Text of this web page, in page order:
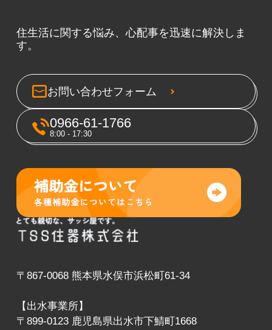
住生活に関する悩み、心配事を迅速に解決しま
す。
お問い合わせフォーム
0966-61-1766
8:00 - 17:30
〒867-0068 熊本県水俣市浜松町61-34
【出水事業所】
〒899-0123 鹿児島県出水市下鯖町1668